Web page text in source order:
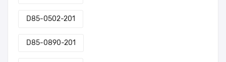
D85-0502-201
D85-0890-201